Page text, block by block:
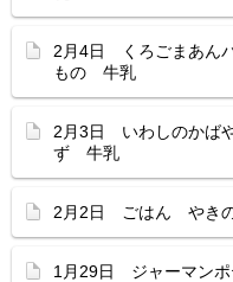
2月4日 くろごまあん
もの 牛乳
2月3日 いわしのかば
ず 牛乳
2月2日 ごはん やき
1月29日 ジャーマン